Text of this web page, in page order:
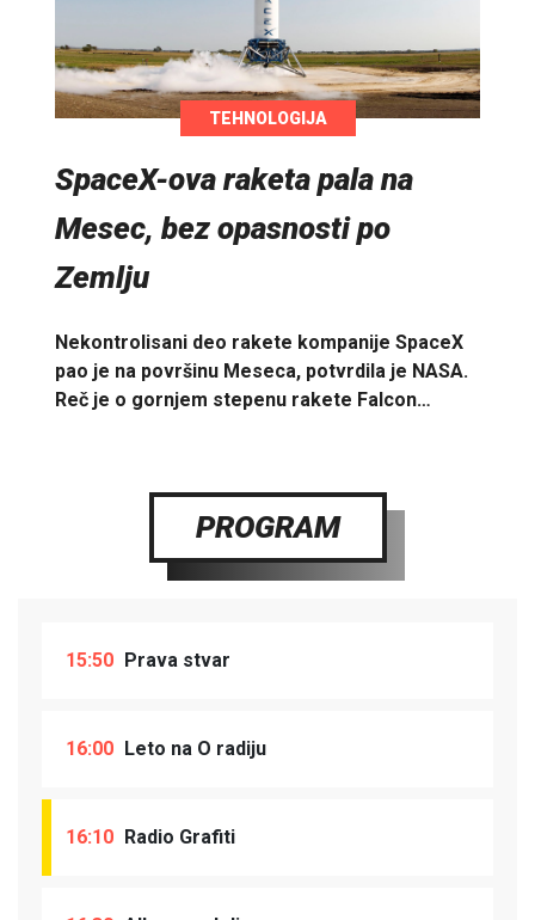
TEHNOLOGIJA
SpaceX-ova raketa pala na
Mesec, bez opasnosti po
Zemlju
Nekontrolisani deo rakete kompanije SpaceX
pao je na površinu Meseca, potvrdila je NASA.
Reč je o gornjem stepenu rakete Falcon…
PROGRAM
15:50 Prava stvar
16:00 Leto na O radiju
16:10 Radio Grafiti